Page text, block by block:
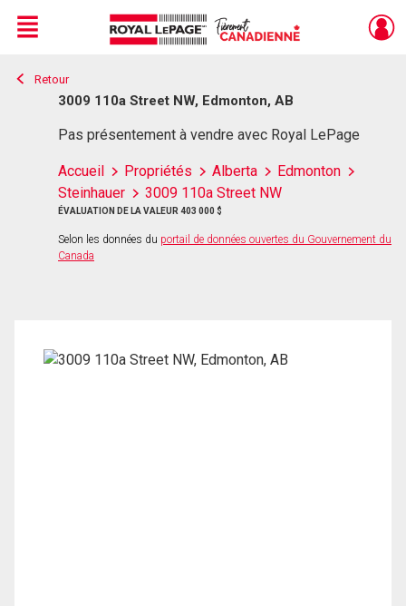
Live
En Direct
Menu
Retour
3009 110a Street NW, Edmonton, AB
Pas présentement à vendre avec Royal LePage
Accueil Propriétés Alberta
Edmonton
Steinhauer
3009 110a Street NW
ÉVALUATION DE LA VALEUR 403 000 $
Selon les données du portail de données ouvertes du Gouvernement du
Canada